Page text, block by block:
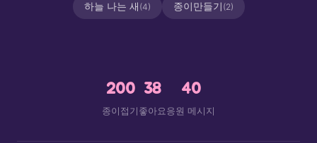
하늘 나는 새 (4) 종이만들기 (2)
200
종이접기
38
좋아요
40
응원 메시지